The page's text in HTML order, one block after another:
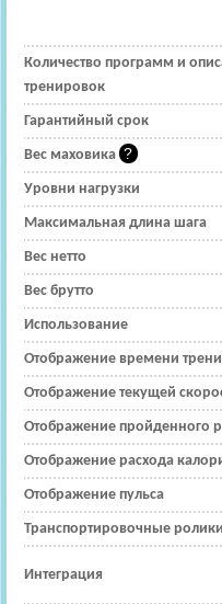
Количество программ и
тренировок
Гарантийный срок
Вес маховика
Уровни нагрузки
Максимальная длина шага
Вес нетто
Вес брутто
Использование
Отображение времени
Отображение текущей
Отображение пройденного
Отображение расхода
Отображение пульса
Транспортировочные ролики
Интеграция